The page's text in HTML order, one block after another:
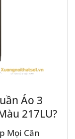
Áo 3
217LU?
Mọi Căn